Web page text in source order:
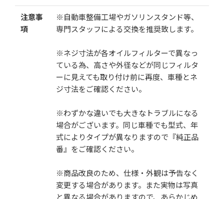
注意事
項
※自動車整備工場やガソリンスタンド等、
専門スタッフによる交換を推奨致します。
※ネジ寸法が各オイルフィルターで異なっ
ている為、高さや外径などが同じフィルタ
ーに見えても取り付け前に再度、車種とネ
ジ寸法をご確認ください。
※わずかな違いでも大きなトラブルになる
場合がございます。同じ車種でも型式、年
式によりタイプが異なりますので『純正品
番』をご確認ください。
※商品改良のため、仕様・外観は予告なく
変更する場合があります。また実物は写真
と異なる場合がありますので、あらかじめ